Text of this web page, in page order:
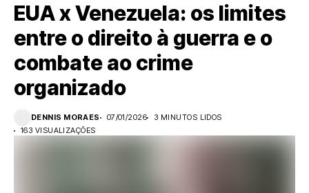
EUA x Venezuela: os limites
entre o direito à guerra e o
combate ao crime
organizado
DENNIS MORAES 07/01/2026
3 MINUTOS LIDOS
163 VISUALIZAÇÕES